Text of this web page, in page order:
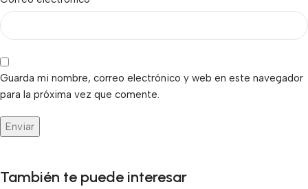
Guarda mi nombre, correo electrónico y web en este navegador
para la próxima vez que comente.
También te puede interesar